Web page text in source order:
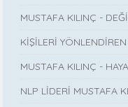
MUSTAFA KILINÇ -
KİŞİLERİ
MUSTAFA KILINÇ -
NLP LİDERİ MUSTAFA